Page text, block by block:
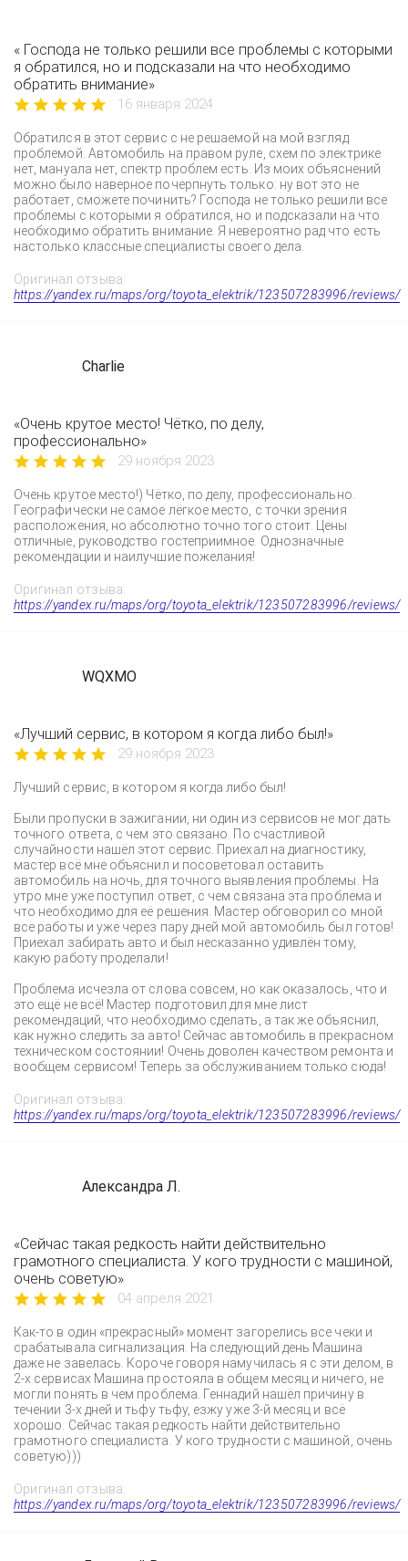
« Господа не только решили все проблемы с которыми
я обратился, но и подсказали на что необходимо
обратить внимание»
16 января 2024
Обратился в этот сервис с не решаемой на мой взгляд
проблемой. Автомобиль на правом руле, схем по электрике
нет, мануала нет, спектр проблем есть. Из моих объяснений
можно было наверное почерпнуть только: ну вот это не
работает, сможете починить? Господа не только решили все
проблемы с которыми я обратился, но и подсказали на что
необходимо обратить внимание. Я невероятно рад что есть
настолько классные специалисты своего дела.
Оригинал отзыва:
https://yandex.ru/maps/org/toyota_elektrik/123507283996/reviews/
Charlie
«Очень крутое место! Чётко, по делу,
профессионально»
29 ноября 2023
Очень крутое место!) Чётко, по делу, профессионально.
Географически не самое лёгкое место, с точки зрения
расположения, но абсолютно точно того стоит. Цены
отличные, руководство гостеприимное. Однозначные
рекомендации и наилучшие пожелания!
Оригинал отзыва:
https://yandex.ru/maps/org/toyota_elektrik/123507283996/reviews/
WQXMO
«Лучший сервис, в котором я когда либо был!»
29 ноября 2023
Лучший сервис, в котором я когда либо был!
Были пропуски в зажигании, ни один из сервисов не мог дать
точного ответа, с чем это связано. По счастливой
случайности нашёл этот сервис. Приехал на диагностику,
мастер всё мне объяснил и посоветовал оставить
автомобиль на ночь, для точного выявления проблемы. На
утро мне уже поступил ответ, с чем связана эта проблема и
что необходимо для её решения. Мастер обговорил со мной
все работы и уже через пару дней мой автомобиль был готов!
Приехал забирать авто и был несказанно удивлён тому,
какую работу проделали!
Проблема исчезла от слова совсем, но как оказалось, что и
это ещё не всё! Мастер подготовил для мне лист
рекомендаций, что необходимо сделать, а так же объяснил,
как нужно следить за авто! Сейчас автомобиль в прекрасном
техническом состоянии! Очень доволен качеством ремонта и
вообщем сервисом! Теперь за обслуживанием только сюда!
Оригинал отзыва:
https://yandex.ru/maps/org/toyota_elektrik/123507283996/reviews/
Александра Л.
«Сейчас такая редкость найти действительно
грамотного специалиста. У кого трудности с машиной,
очень советую»
04 апреля 2021
Как-то в один «прекрасный» момент загорелись все чеки и
срабатывала сигнализация. На следующий день Машина
даже не завелась. Короче говоря намучилась я с эти делом, в
2-х сервисах Машина простояла в общем месяц и ничего, не
могли понять в чем проблема. Геннадий нашёл причину в
течении 3-х дней и тьфу тьфу, езжу уже 3-й месяц и всё
хорошо. Сейчас такая редкость найти действительно
грамотного специалиста. У кого трудности с машиной, очень
советую)))
Оригинал отзыва:
https://yandex.ru/maps/org/toyota_elektrik/123507283996/reviews/